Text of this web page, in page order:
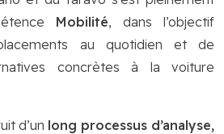
Mobilité, dans l’objectif
au quotidien et de
concrètes à la voiture
d’un long processus d’analyse,